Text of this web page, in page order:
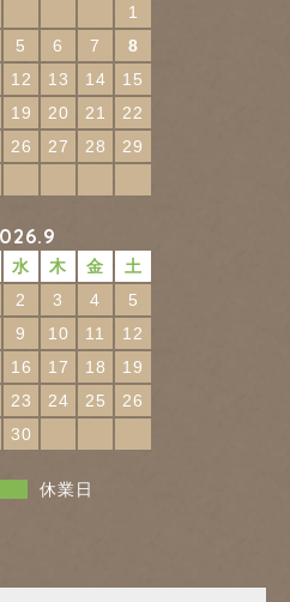
1
5 6 7
8
12 13 14
15
19 20 21
22
26 27 28
29
水 木 金
土
2 3 4
5
9 10 11
12
16 17 18
19
23 24 25
26
30
休業日